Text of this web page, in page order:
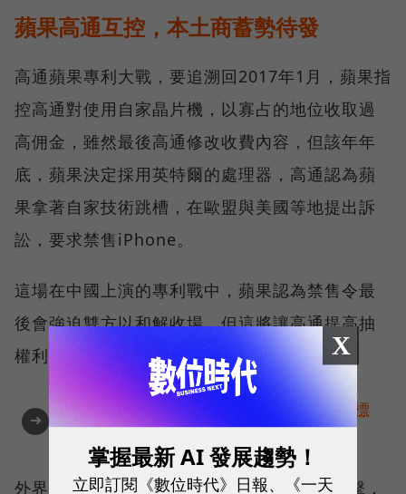
蘋果高通互控，本土商蓄勢待發
高通蘋果專利大戰，要追溯回2017年1月，蘋果指
控高通對使用自家晶片機，以寡占的地位收取過
高佣金，雖然最後高通修改收費內容，但該年年
底，蘋果決定採用英特爾的處理器，高通認為蘋
果拿著自家技術跳槽，在歐盟與美國等地提出訴
訟，要求禁售iPhone。
這場在中國上演的專利戰中，蘋果認為禁售令最
後會強迫雙方以和解收場，但這將讓高通提高抽
權利金金額，嚴重傷害一個國家的手機市場。
➜
AI提升效率，永續決定未來！全球永續指標
企業認證☀️100 MVP等你角逐雙獎榮譽
外界預測iPhone禁售可能會對供應鏈造成衝擊，
X
掌握最新 AI 發展趨勢！
立即訂閱《數位時代》日報、《一天